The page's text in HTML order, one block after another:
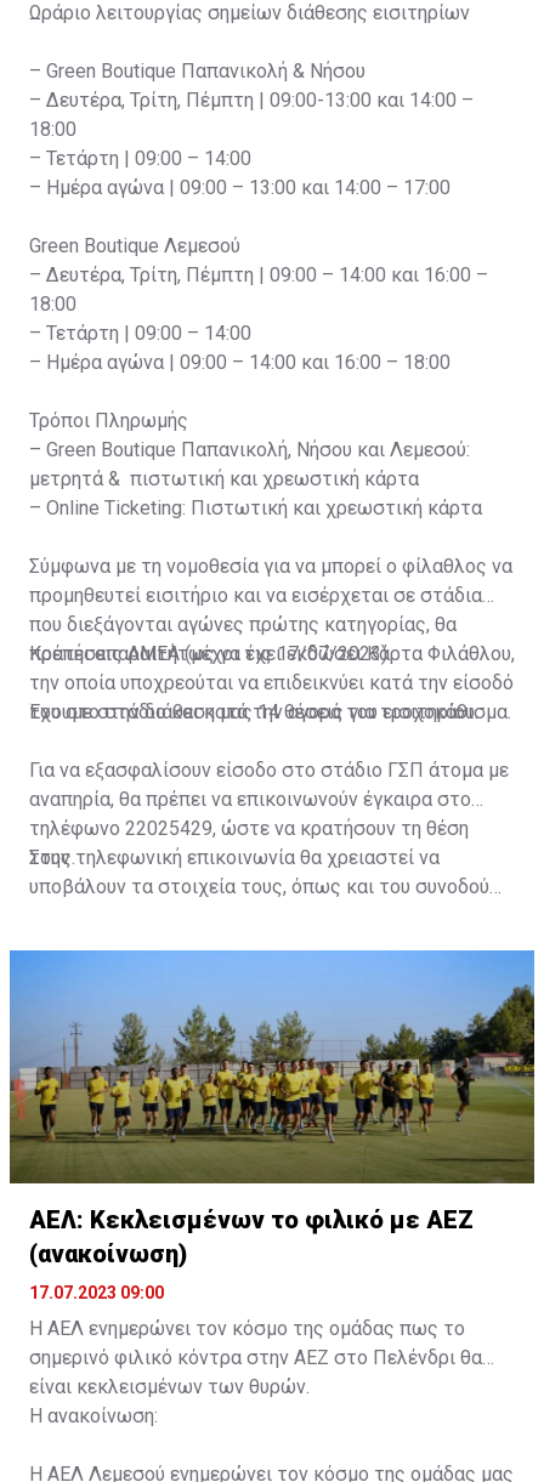
Ωράριο λειτουργίας σημείων διάθεσης εισιτηρίων
– Green Boutique Παπανικολή & Νήσου
– Δευτέρα, Τρίτη, Πέμπτη | 09:00-13:00 και 14:00 –
18:00
– Τετάρτη | 09:00 – 14:00
– Ημέρα αγώνα | 09:00 – 13:00 και 14:00 – 17:00
Green Boutique Λεμεσού
– Δευτέρα, Τρίτη, Πέμπτη | 09:00 – 14:00 και 16:00 –
18:00
– Τετάρτη | 09:00 – 14:00
– Ημέρα αγώνα | 09:00 – 14:00 και 16:00 – 18:00
Τρόποι Πληρωμής
– Green Boutique Παπανικολή, Νήσου και Λεμεσού:
μετρητά & πιστωτική και χρεωστική κάρτα
– Online Ticketing: Πιστωτική και χρεωστική κάρτα
Σύμφωνα με τη νομοθεσία για να μπορεί ο φίλαθλος να
προμηθευτεί εισιτήριο και να εισέρχεται σε στάδια
που διεξάγονται αγώνες πρώτης κατηγορίας, θα
πρέπει απαραιτήτως να έχει εκδώσει Κάρτα Φιλάθλου,
την οποία υποχρεούται να επιδεικνύει κατά την είσοδό
του στο στάδιο και κατά την αγορά του εισιτηρίου.
Κρατήσεις ΑΜΕΑ (μέχρι τις 17/07/2023)
Έχουμε στην διάθεση μας 14 θέσεις για τροχοκάθισμα.
Για να εξασφαλίσουν είσοδο στο στάδιο ΓΣΠ άτομα με
αναπηρία, θα πρέπει να επικοινωνούν έγκαιρα στο
τηλέφωνο 22025429, ώστε να κρατήσουν τη θέση
τους.
Στην τηλεφωνική επικοινωνία θα χρειαστεί να
υποβάλουν τα στοιχεία τους, όπως και του συνοδού
ονοματεπώνυμο, αριθμός πινακίδας αυτοκινήτου,
ΑΕΛ: Κεκλεισμένων το φιλικό με ΑΕΖ
(ανακοίνωση)
17.07.2023 09:00
Η ΑΕΛ ενημερώνει τον κόσμο της ομάδας πως το
σημερινό φιλικό κόντρα στην ΑΕΖ στο Πελένδρι θα
είναι κεκλεισμένων των θυρών.
Η ανακοίνωση:
Η ΑΕΛ Λεμεσού ενημερώνει τον κόσμο της ομάδας μας